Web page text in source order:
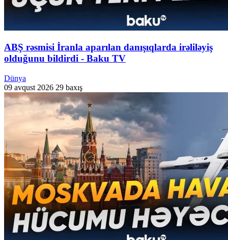
ABŞ rəsmisi İranla aparılan danışıqlarda irəliləyiş
olduğunu bildirdi - Baku TV
Dünya
09 avqust 2026 29 baxış